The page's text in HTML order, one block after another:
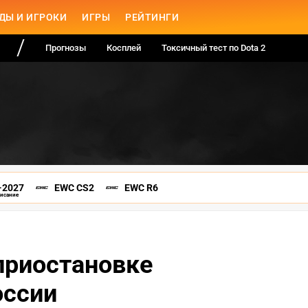
И ИГРОКИ ИГРЫ РЕЙТИНГИ
Прогнозы Косплей Токсичный тест по Dota 2
EWC CS2 EWC R6